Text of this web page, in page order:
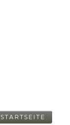
STARTSEITE